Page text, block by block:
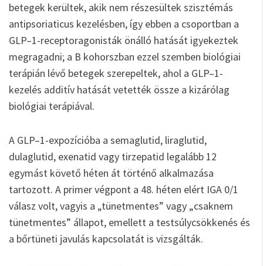
betegek kerültek, akik nem részesültek szisztémás
antipsoriaticus kezelésben, így ebben a csoportban a
GLP–1-receptoragonisták önálló hatását igyekeztek
megragadni; a B kohorszban ezzel szemben biológiai
terápián lévő betegek szerepeltek, ahol a GLP–1-
kezelés additív hatását vetették össze a kizárólag
biológiai terápiával.
A GLP–1-expozícióba a semaglutid, liraglutid,
dulaglutid, exenatid vagy tirzepatid legalább 12
egymást követő héten át történő alkalmazása
tartozott. A primer végpont a 48. héten elért IGA 0/1
válasz volt, vagyis a „tünetmentes” vagy „csaknem
tünetmentes” állapot, emellett a testsúlycsökkenés és
a bőrtüneti javulás kapcsolatát is vizsgálták.